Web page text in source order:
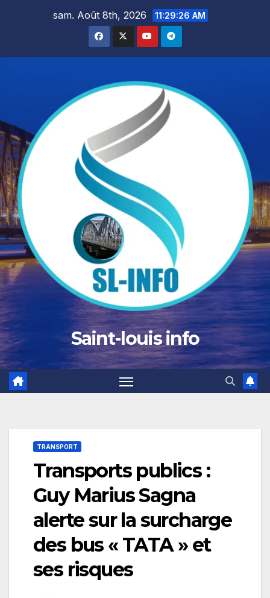
sam. Août 8th, 2026 11:29:27 AM
Saint-louis info
TRANSPORT
Transports publics :
Guy Marius Sagna
alerte sur la surcharge
des bus « TATA » et
ses risques